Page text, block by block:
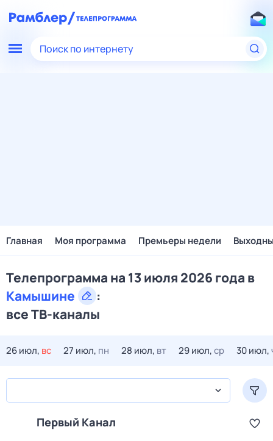
Поиск по интернету
Главная Моя программа Премьеры недели
Телепрограмма на 13 июля 2026 года в
Камышине
:
все ТВ-каналы
26 июл, вс 27 июл, пн 28 июл, вт 29 июл,ср 30 июл,
Первый Канал